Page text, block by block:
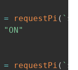
= requestPi ( ` ${
"ON"
= requestPi ( ` ${